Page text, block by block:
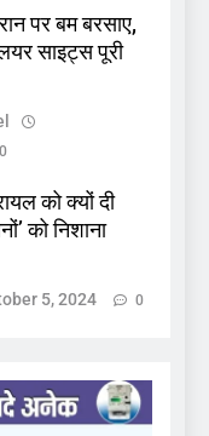
पर बम बरसाए,
साइट्स पूरी
0
को क्यों दी
को निशाना
5, 2024 0